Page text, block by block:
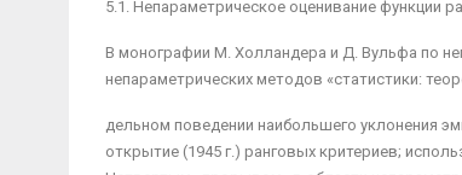
5.1. Непараметрическое оценивание функции
В монографии М. Холландера и Д. Вульфа по
непараметрических методов «статистики:
дельном поведении наибольшего уклонения
открытие (1945 г.) ранговых кри­териев;